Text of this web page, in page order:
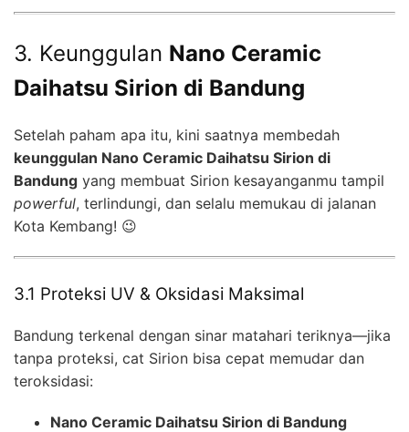
3. Keunggulan Nano Ceramic
Daihatsu Sirion di Bandung
Setelah paham apa itu, kini saatnya membedah
keunggulan Nano Ceramic Daihatsu Sirion di
Bandung yang membuat Sirion kesayanganmu tampil
powerful, terlindungi, dan selalu memukau di jalanan
Kota Kembang! 😉
3.1 Proteksi UV & Oksidasi Maksimal
Bandung terkenal dengan sinar matahari teriknya—jika
tanpa proteksi, cat Sirion bisa cepat memudar dan
teroksidasi:
Nano Ceramic Daihatsu Sirion di Bandung